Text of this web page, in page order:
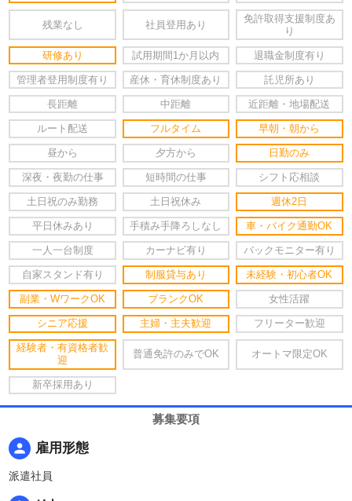
残業なし 社員登用あり
免許取得支援制度あ
り
研修あり 試用期間1か月以内 退職金制度有り
管理者登用制度有り 産休・育休制度あり 託児所あり
長距離 中距離 近距離・地場配送
ルート配送 フルタイム 早朝・朝から
昼から 夕方から 日勤のみ
深夜・夜勤の仕事 短時間の仕事 シフト応相談
土日祝のみ勤務 土日祝休み 週休2日
平日休みあり 手積み手降ろしなし 車・バイク通勤OK
一人一台制度 カーナビ有り バックモニター有り
自家スタンド有り 制服貸与あり 未経験・初心者OK
副業・WワークOK ブランクOK 女性活躍
シニア応援 主婦・主夫歓迎 フリーター歓迎
経験者・有資格者歓
迎
普通免許のみでOK オートマ限定OK
新卒採用あり
募集要項
person 雇用形態
派遣社員